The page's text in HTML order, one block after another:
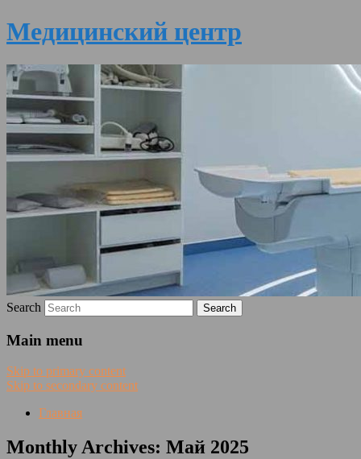
Медицинский центр
Search
Main menu
Skip to primary content
Skip to secondary content
Главная
Monthly Archives: Май 2025